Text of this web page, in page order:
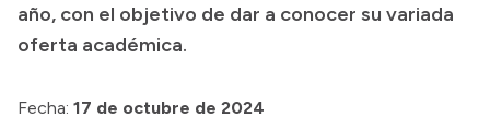
Licitaciones
Consulta de expedientes
año, con el objetivo de dar a conocer su variada
oferta académica.
Fecha: 17 de octubre de 2024